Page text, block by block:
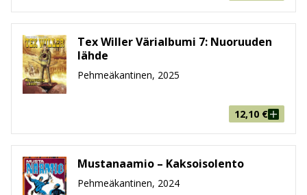
Tex Willer Värialbumi 7: Nuoruuden
lähde
Pehmeäkantinen, 2025
12,10 €
Mustanaamio – Kaksoisolento
Pehmeäkantinen, 2024